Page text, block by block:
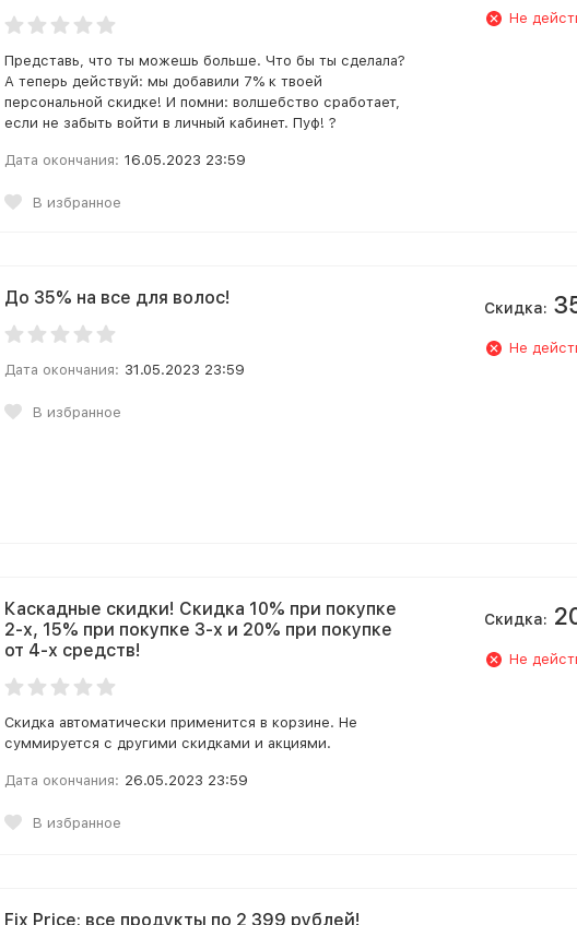
Представь, что ты можешь больше. Что бы ты сделала?
А теперь действуй: мы добавили 7% к твоей
персональной скидке! И помни: волшебство сработает,
если не забыть войти в личный кабинет. Пуф! ?
Дата окончания: 16.05.2023 23:59
В избранное
Не
До 35% на все для волос!
Дата окончания: 31.05.2023 23:59
В избранное
Скидка:
Не
Каскадные скидки! Скидка 10% при покупке
2-х, 15% при покупке 3-х и 20% при покупке
от 4-х средств!
Скидка автоматически применится в корзине. Не
суммируется с другими скидками и акциями.
Дата окончания: 26.05.2023 23:59
В избранное
Скидка:
Не
Fix Price: все продукты по 2 399 рублей!